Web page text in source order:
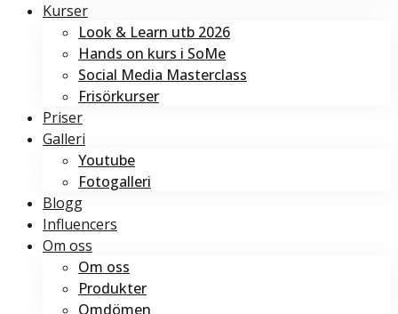
Kurser
Look & Learn utb 2026
Hands on kurs i SoMe
Social Media Masterclass
Frisörkurser
Priser
Galleri
Youtube
Fotogalleri
Blogg
Influencers
Om oss
Om oss
Produkter
Omdömen